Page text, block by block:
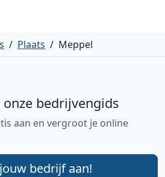
/ Plaats / Meppel
bedrijvengids
aan en vergroot je online
bedrijf aan!